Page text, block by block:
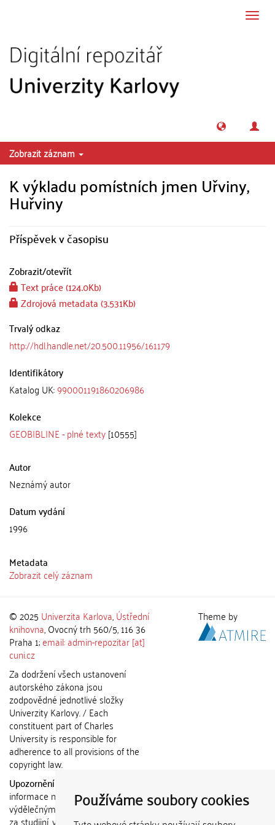
Používáme soubory cookies
Zobrazit záznam
K výkladu pomístních jmen Uřviny,
Huřviny
Příspěvek v časopisu
Zobrazit/otevřít
Text práce (124.0Kb)
Zdrojová metadata (3.531Kb)
Trvalý odkaz
http://hdl.handle.net/20.500.11956/161179
Identifikátory
Katalog UK:990001191860206986
Kolekce
GEOBIBLINE - plné texty[10555]
Autor
Neznámý autor
Datum vydání
1996
Metadata
Zobrazit celý záznam
© 2025 Univerzita Karlova,Ústřední
knihovna, Ovocný trh 560/5, 116 36
Praha 1;email: admin-repozitar [at]
cuni.cz
Za dodržení všech ustanovení
autorského zákona jsou
zodpovědné jednotlivé složky
Univerzity Karlovy. / Each
constituent part of Charles
University is responsible for
adherence to all provisions of the
copyright law.
Upozornění / Notice:
informace nemohou být použity k
výdělečným účelům nebo vydávány
za studijní, vědeckou nebo jinou
Theme by